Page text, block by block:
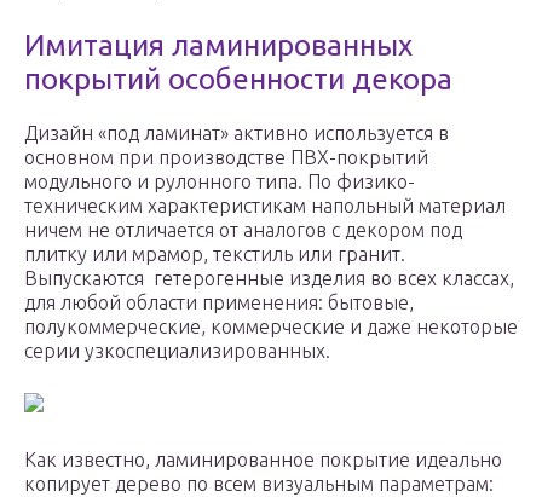
Имитация ламинированных
покрытий особенности декора
Дизайн «под ламинат» активно используется в
основном при производстве ПВХ-покрытий
модульного и рулонного типа. По физико-
техническим характеристикам напольный материал
ничем не отличается от аналогов с декором под
плитку или мрамор, текстиль или гранит.
Выпускаются гетерогенные изделия во всех классах,
для любой области применения: бытовые,
полукоммерческие, коммерческие и даже некоторые
серии узкоспециализированных.
Как известно, ламинированное покрытие идеально
копирует дерево по всем визуальным параметрам: